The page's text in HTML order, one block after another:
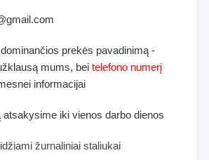
prekės pavadinimą -
mums, beitelefono numerį
informacijai
iki vienos darbo dienos
žurnaliniai staliukai